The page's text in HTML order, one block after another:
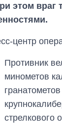
этом
центр
Противник
минометов
стрелкового